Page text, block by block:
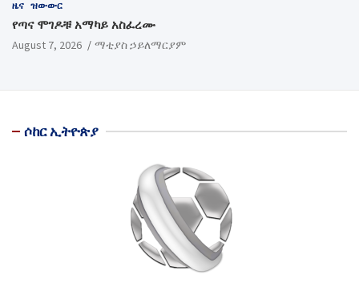
ዜና ዝውውር
የጣና ሞገዶቹ አማካይ አስፈረሙ
August 7, 2026 ማቲያስ ኃይለማርያም
ሶከር ኢትዮጵያ